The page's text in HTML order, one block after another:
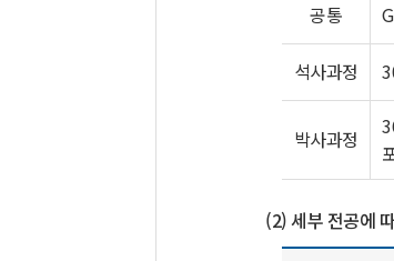
공통
석사과정
박사과정
(2) 세부 전공에